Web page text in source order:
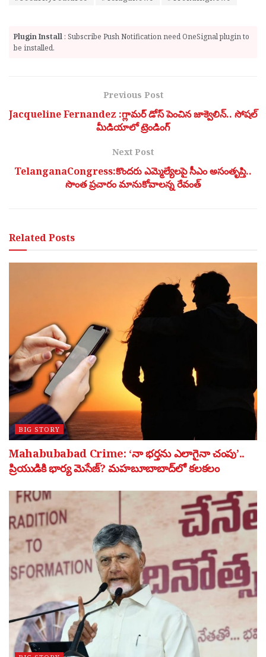
Plugin Install : Subscribe Push Notification need OneSignal plugin to
be installed.
Previous Post
Jacqueline Fernandez :గ్లామర్ డోస్ పెంచిన జాక్వెలిన్.. సోషల్
మీడియాలో ట్రెండింగ్
Next Post
TelanganaCongress:కొందరు ఎమ్మెల్యేలపై సీఎం అసంతృప్తి..
సొంత ప్రచారం మానుకోవాలన్న రేవంత్
RelatedPosts
BIG STORY
Mahabubabad Crime: ‘నా భర్తను ఎలాగైనా చంపు’..
ప్రియుడికి భార్య మెసేజ్? మహబూబాబాద్‌లో కలకలం